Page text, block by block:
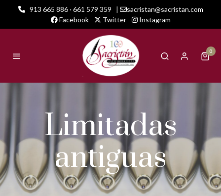
913 665 886 · 661 579 359 |
sacristan@sacristan.com
Facebook
Twitter Instagram
0
Limitadas
antiguas